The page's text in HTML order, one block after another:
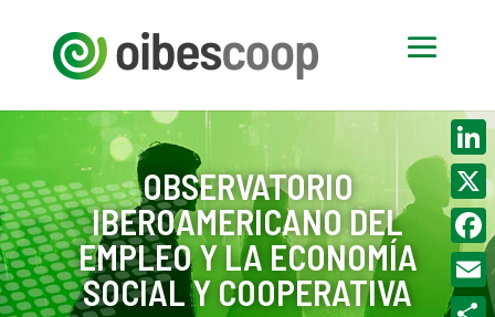
OBSERVATORIO
IBEROAMERICANO DEL
EMPLEO Y LA ECONOMÍA
SOCIAL Y COOPERATIVA
X
Email